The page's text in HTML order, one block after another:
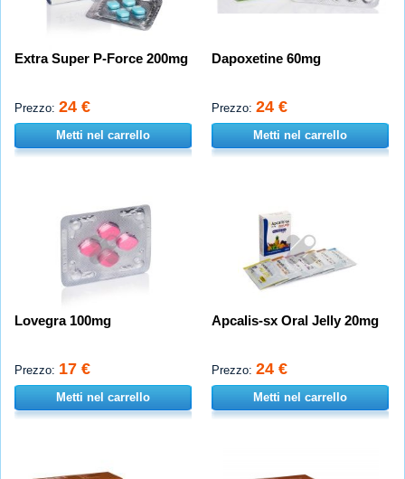
Extra Super P-Force 200mg
Prezzo: 24 €
Metti nel carrello
Dapoxetine 60mg
Prezzo: 24 €
Metti nel carrello
Lovegra 100mg
Prezzo: 17 €
Metti nel carrello
Apcalis-sx Oral Jelly 20mg
Prezzo: 24 €
Metti nel carrello